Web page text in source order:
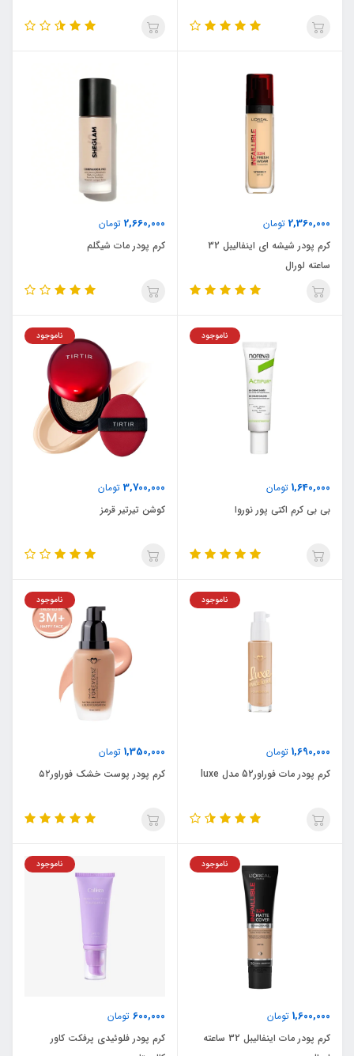
2,360,000 تومان
کرم پودر شیشه ای اینفالیبل 32
ساعته لورال
2,660,000 تومان
کرم پودر مات شیگلم
1,640,000 تومان
ناموجود
بی بی کرم اکتی پور نوروا
3,700,000 تومان
ناموجود
کوشن تیرتیر قرمز
1,690,000 تومان
ناموجود
کرم پودر مات فوراور52 مدل luxe
1,350,000 تومان
ناموجود
کرم ‌پودر پوست خشک فوراور۵۲
1,600,000 تومان
ناموجود
کرم پودر مات اینفالیبل 32 ساعته
600,000 تومان
ناموجود
کرم پودر فلوئیدی پرفکت کاور